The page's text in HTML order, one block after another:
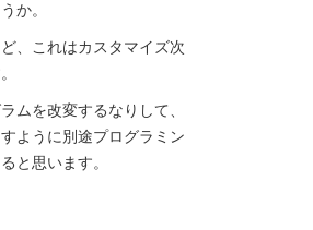
か。
、これはカスタマイズ次
ムを改変するなりして、
ように別途プログラミン
と思います。